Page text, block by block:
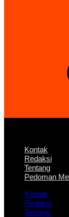
Kontak
Redaksi
Tentang
Pedoman
Kontak
Redaksi
Tentang